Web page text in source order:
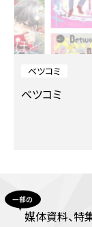
ベツコミ
ベツコミ
媒体資料、特